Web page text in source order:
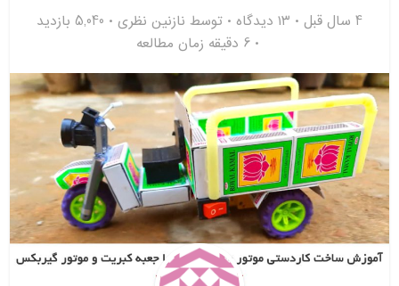
4 سال قبل ۱۳ دیدگاه توسط نازنین نظری
5,040 بازدید
6 دقیقه زمان مطالعه